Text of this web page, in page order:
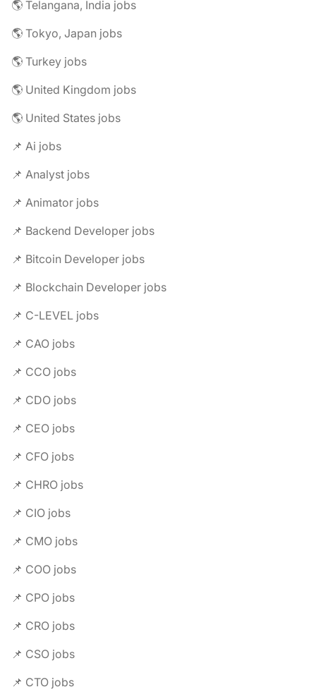
🌎 Telangana, India jobs
🌎 Tokyo, Japan jobs
🌎 Turkey jobs
🌎 United Kingdom jobs
🌎 United States jobs
📌 Ai jobs
📌 Analyst jobs
📌 Animator jobs
📌 Backend Developer jobs
📌 Bitcoin Developer jobs
📌 Blockchain Developer jobs
📌 C-LEVEL jobs
📌 CAO jobs
📌 CCO jobs
📌 CDO jobs
📌 CEO jobs
📌 CFO jobs
📌 CHRO jobs
📌 CIO jobs
📌 CMO jobs
📌 COO jobs
📌 CPO jobs
📌 CRO jobs
📌 CSO jobs
📌 CTO jobs